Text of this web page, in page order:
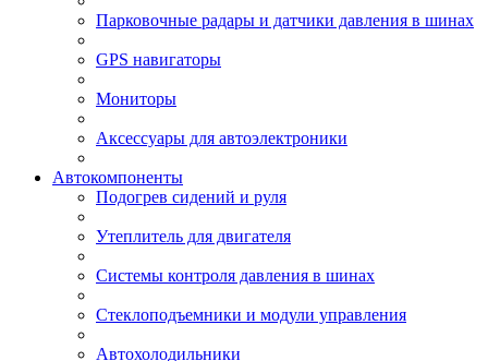
Парковочные радары и датчики давления в шинах
GPS навигаторы
Мониторы
Аксессуары для автоэлектроники
Автокомпоненты
Подогрев сидений и руля
Утеплитель для двигателя
Системы контроля давления в шинах
Стеклоподъемники и модули управления
Автохолодильники